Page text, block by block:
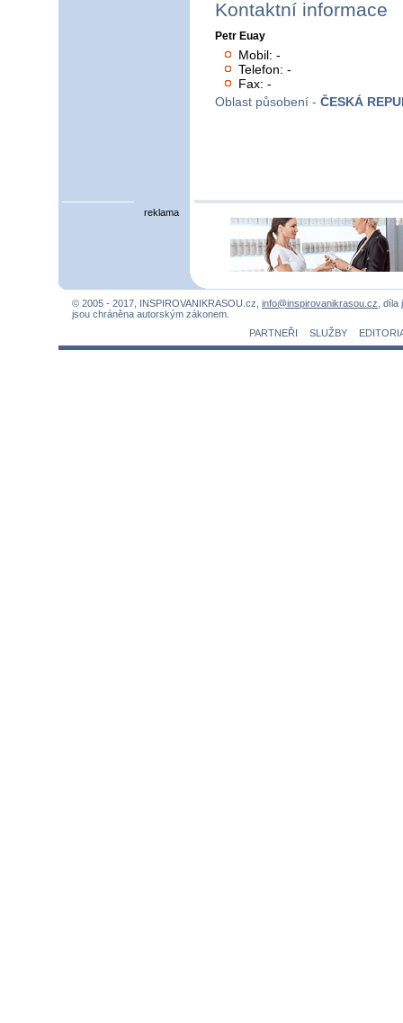
Kontaktní informace
Petr Euay
Mobil: -
Telefon: -
Fax: -
Oblast působení - ČESKÁ
reklama
© 2005 - 2017, INSPIROVANIKRASOU.cz, info@inspirovanikrasou.cz ,
jsou chráněna autorským zákonem.
PARTNEŘI
SLUŽBY